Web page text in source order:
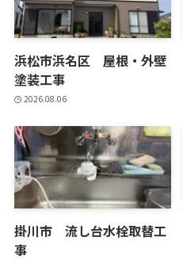
浜松市浜名区 屋根・外壁
塗装工事
2026.08.06
掛川市 流し台水栓取替工
事